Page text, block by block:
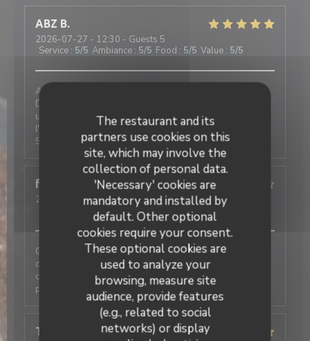
The restaurant and its
partners use cookies on this
site, which may involve the
collection of personal data.
'Necessary' cookies are
mandatory and installed by
default. Other optional
cookies require your consent.
These optional cookies are
used to analyze your
browsing, measure site
audience, provide features
(e.g., related to social
networks) or display
ABZ B
2026-07-27 - 12:30 - Guests 5
Service : 5/5 Ambiance : 5/5 Food : 5/5 Value : 5/5
Au Café Plume, on est toujours très bien accueillis.
Deux très bonnes expériences de réservation, l'une
un midi pour une petite table (4 adultes, 2 bébés),
l'autre pour un petit déjeuner professionnel à l'étage.
Service impeccable, plats quali. Je recommande
fabienne
2026-07-06- 20:00 - Guests 2
Ambiance :3/5 2 /5 Value:
Cette note est liée au fait que nous avons fait le
choix de quitter le restaurant avant de commander
car nous avons aperçu une souris dans la salle. Je ne
peux pas évaluer le reste.
Tiffany